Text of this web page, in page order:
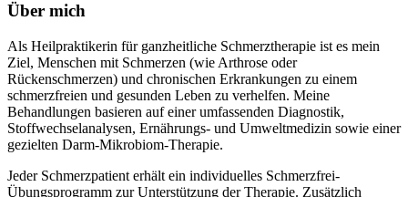
Über mich
Als Heilpraktikerin für ganzheitliche Schmerztherapie ist es mein
Ziel, Menschen mit Schmerzen (wie Arthrose oder
Rückenschmerzen) und chronischen Erkrankungen zu einem
schmerzfreien und gesunden Leben zu verhelfen. Meine
Behandlungen basieren auf einer umfassenden Diagnostik,
Stoffwechselanalysen, Ernährungs- und Umweltmedizin sowie einer
gezielten Darm-Mikrobiom-Therapie.
Jeder Schmerzpatient erhält ein individuelles Schmerzfrei-
Übungsprogramm zur Unterstützung der Therapie. Zusätzlich